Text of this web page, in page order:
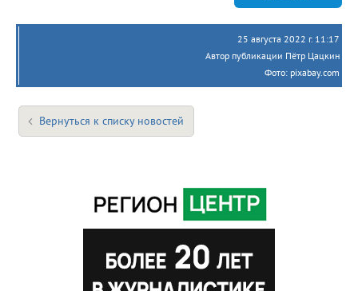
25 августа 2022 г. 11:17
Автор публикации Пётр Цацкин
Фото: pixabay.com
Вернуться к списку новостей